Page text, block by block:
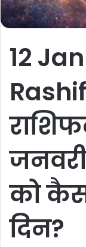
12
को
दिन?